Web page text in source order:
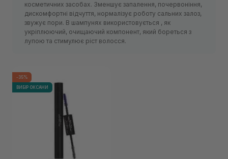
косметичних засобах. Зменшує запалення, почервоніння,
дискомфортні відчуття, нормалізує роботу сальних залоз,
звужує пори. В шампунях використовується , як
укріплюючий, очищаючий компонент, який бореться з
лупою та стимулює ріст волосся.
-35%
ВИБІР ОКСАНИ